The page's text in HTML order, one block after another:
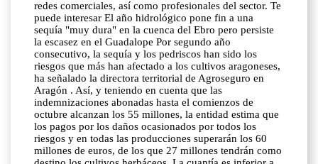
redes comerciales, así como profesionales del sector. Te
puede interesar El año hidrológico pone fin a una
sequía "muy dura" en la cuenca del Ebro pero persiste
la escasez en el Guadalope Por segundo año
consecutivo, la sequía y los pedriscos han sido los
riesgos que más han afectado a los cultivos aragoneses,
ha señalado la directora territorial de Agroseguro en
Aragón . Así, y teniendo en cuenta que las
indemnizaciones abonadas hasta el comienzos de
octubre alcanzan los 55 millones, la entidad estima que
los pagos por los daños ocasionados por todos los
riesgos y en todas las producciones superarán los 60
millones de euros, de los que 27 millones tendrán como